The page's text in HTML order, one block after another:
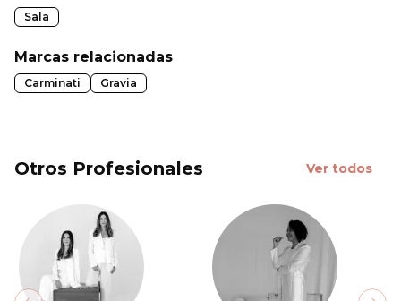
Sala
Marcas relacionadas
Carminati Gravia
Otros Profesionales Ver todos